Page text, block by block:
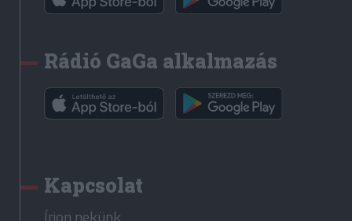
Rádió GaGa alkalmazás
Kapcsolat
Írjon nekünk